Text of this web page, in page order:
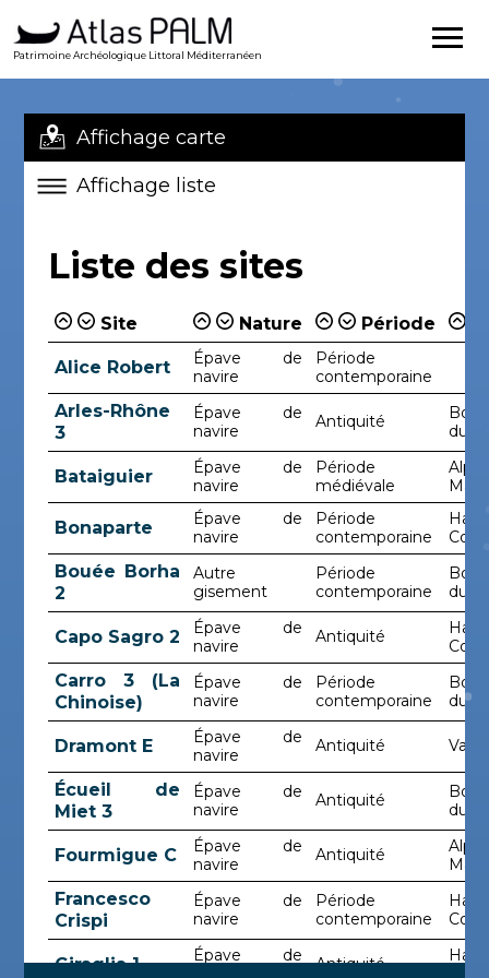
Patrimoine Archéologique Littoral Méditerranéen
Affichage carte
Affichage liste
Liste des sites
Site Nature Période
Alice Robert
Épave de
navire
Période
contemporaine
Arles-Rhône
3
Épave de
navire
Antiquité
du-
Bataiguier
Épave de
navire
Période
médiévale
Bonaparte
Épave de
navire
Période
contemporaine
Bouée Borha
2
Autre
gisement
Période
contemporaine
du-
Capo Sagro 2
Épave de
navire
Antiquité
Carro 3 (La
Chinoise)
Épave de
navire
Période
contemporaine
du-
Dramont E
Épave de
navire
Antiquité Var
Écueil de
Miet 3
Épave de
navire
Antiquité
du-
Fourmigue C
Épave de
navire
Antiquité
Francesco
Crispi
Épave de
navire
Période
contemporaine
Giraglia 1
Épave de
Antiquité